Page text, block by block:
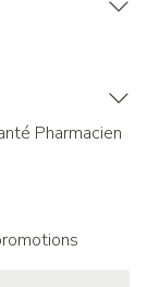
Pharmacien